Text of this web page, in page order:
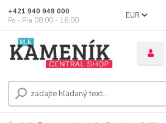
EUR
+421 940 949 000
Po - Pia 08:00 - 16:00